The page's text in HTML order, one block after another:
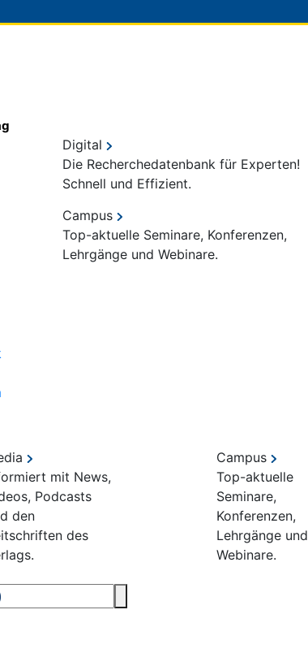
Digital
Die Recherchedatenbank für Experten!
Schnell und Effizient.
Campus
Top-aktuelle Seminare, Konferenzen,
Lehrgänge und Webinare.
mit News,
Podcasts
den
des
Campus
Top-aktuelle
Seminare,
Konferenzen,
Lehrgänge und
Webinare.